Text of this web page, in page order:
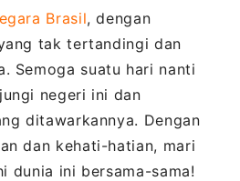
Brasil, dengan
tak tertandingi dan
Semoga suatu hari nanti
negeri ini dan
ditawarkannya. Dengan
dan kehati-hatian, mari
dunia ini bersama-sama!